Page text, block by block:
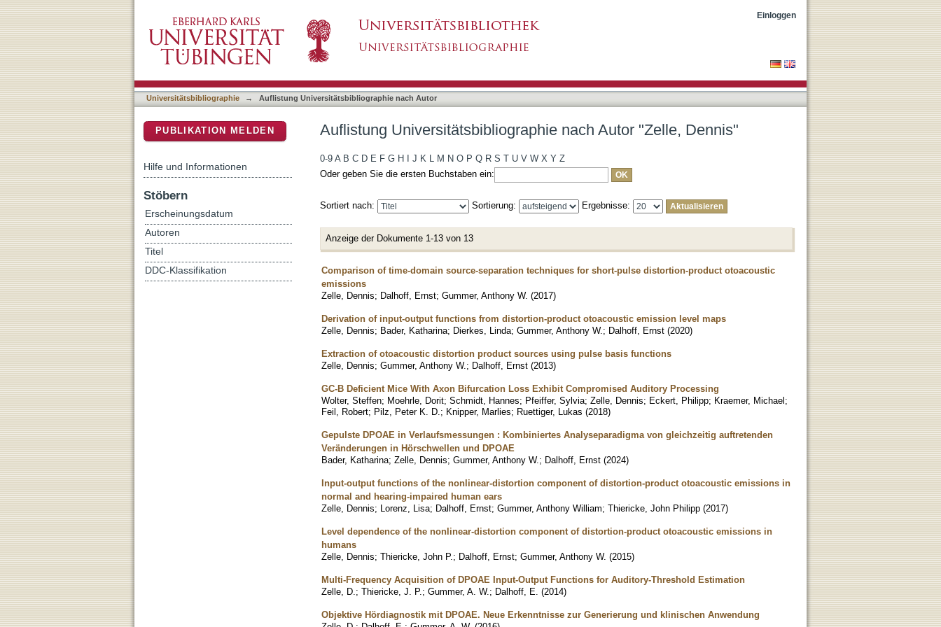
Einloggen
Universitätsbibliographie → Auflistung Universitätsbibliographie nach Autor
Auflistung Universitätsbibliographie nach Autor "Zelle, Dennis"
0-9 A B C D E F G H J K L M N O P Q R S T U V W X Y Z
Oder geben Sie die ersten Buchstaben ein:
Sortiert nach: Sortierung: Ergebnisse:
Anzeige der Dokumente 1-13 von 13
Comparison of time-domain source-separation techniques for short-pulse distortion-product otoacoustic
emissions
Zelle, Dennis; Dalhoff, Ernst; Gummer, Anthony W. (2017)
Derivation of input-output functions from distortion-product otoacoustic emission level maps
Zelle, Dennis; Bader, Katharina; Dierkes, Linda; Gummer, Anthony W. ; Dalhoff, Ernst (2020)
Extraction of otoacoustic distortion product sources using pulse basis functions
Zelle, Dennis; Gummer, Anthony W. ; Dalhoff, Ernst (2013)
GC-B Deficient Mice With Axon Bifurcation Loss Exhibit Compromised Auditory Processing
Wolter, Steffen; Moehrle, Dorit; Schmidt, Hannes; Pfeiffer, Sylvia; Zelle, Dennis; Eckert, Philipp; Kraemer, Michael;
Feil, Robert; Pilz, Peter K. D. ; Knipper, Marlies; Ruettiger, Lukas (2018)
Gepulste DPOAE in Verlaufsmessungen : Kombiniertes Analyseparadigma von gleichzeitig auftretenden
Veränderungen in Hörschwellen und DPOAE
Bader, Katharina; Zelle, Dennis; Gummer, Anthony W. ; Dalhoff, Ernst (2024)
Input-output functions of the nonlinear-distortion component of distortion-product otoacoustic emissions in
normal and hearing-impaired human ears
Zelle, Dennis; Lorenz, Lisa; Dalhoff, Ernst; Gummer, Anthony William; Thiericke, John Philipp (2017)
Level dependence of the nonlinear-distortion component of distortion-product otoacoustic emissions in
humans
Zelle, Dennis; Thiericke, John P. ; Dalhoff, Ernst; Gummer, Anthony W. (2015)
Multi-Frequency Acquisition of DPOAE Input-Output Functions for Auditory-Threshold Estimation
Zelle, D. ; Thiericke, J. P. ; Gummer, A. W. ; Dalhoff, E. (2014)
Objektive Hördiagnostik mit DPOAE. Neue Erkenntnisse zur Generierung und klinischen Anwendung
PUBLIKATION MELDEN
Hilfe und Informationen
Stöbern
Erscheinungsdatum
Autoren
Titel
DDC-Klassifikation